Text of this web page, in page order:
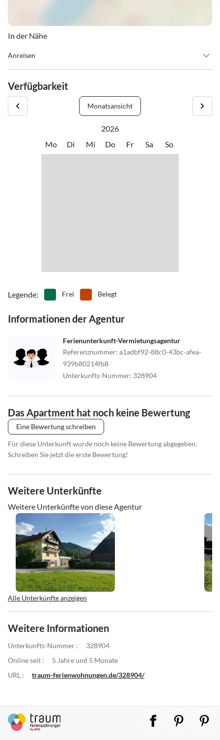
In der Nähe
Anreisen
Ankünfte zwischen 15.00 und 18.00 Uhr.
Verfügbarkeit
Monatsansicht
2026
Mo
Di Mi Do Fr Sa So
Legende: Frei Belegt
Informationen der Agentur
Ferienunterkunft-Vermietungsagentur
Referenznummer: a1adbf92-88c0-43bc-afea-
939b80214fb8
Unterkunfts-Nummer: 328904
Das Apartment hat noch keine Bewertung
Eine Bewertung schreiben
Für diese Unterkunft wurde noch keine Bewertung abgegeben.
Schreiben Sie jetzt die erste Bewertung!
Weitere Unterkünfte
Weitere Unterkünfte von diese Agentur
Alle Unterkünfte anzeigen
Weitere Informationen
Unterkunfts-Nummer :
328904
Online seit :
5 Jahre und 5 Monate
URL :
traum-ferienwohnungen.de/328904/